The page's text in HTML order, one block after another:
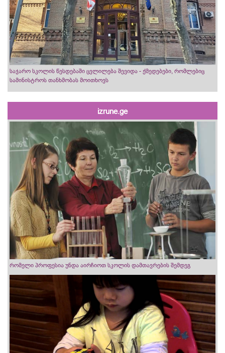
საჯარო სკოლის წესდებაში ცვლილება შევიდა - ქმედებები, რომლებიც
სამინისტროს თანხმობას მოითხოვს
izrune.ge
რომელი პროფესია უნდა აირჩიოთ სკოლის დამთავრების შემდეგ